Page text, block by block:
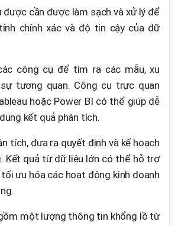
được cần được làm sạch và xử lý để
chính xác và độ tin cậy của dữ
công cụ để tìm ra các mẫu, xu
tương quan. Công cụ trực quan
hoặc Power BI có thể giúp dễ
kết quả phân tích.
tích, đưa ra quyết định và kế hoạch
Kết quả từ dữ liệu lớn có thể hỗ trợ
ưu hóa các hoạt động kinh doanh
một lượng thông tin khổng lồ từ